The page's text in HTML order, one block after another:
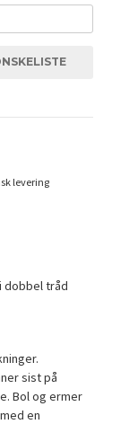
levering
dobbel tråd
sist på
Bol og ermer
en